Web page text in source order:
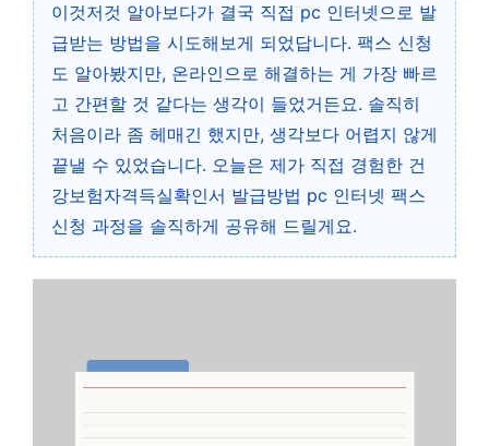
이것저것 알아보다가 결국 직접 pc 인터넷으로 발
급받는 방법을 시도해보게 되었답니다. 팩스 신청
도 알아봤지만, 온라인으로 해결하는 게 가장 빠르
고 간편할 것 같다는 생각이 들었거든요. 솔직히
처음이라 좀 헤매긴 했지만, 생각보다 어렵지 않게
끝낼 수 있었습니다. 오늘은 제가 직접 경험한 건
강보험자격득실확인서 발급방법 pc 인터넷 팩스
신청 과정을 솔직하게 공유해 드릴게요.